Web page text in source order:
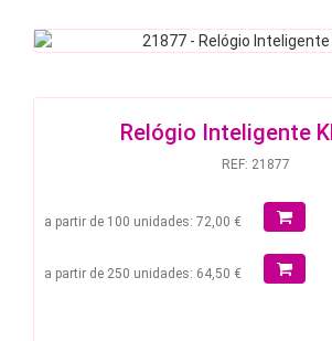
Relógio Inteligente
REF: 21877
a partir de 100 unidades: 72,00 €
a partir de 250 unidades: 64,50 €